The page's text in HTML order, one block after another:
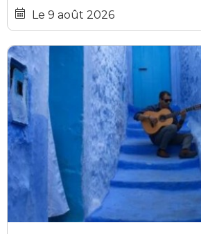
Le 9 août 2026